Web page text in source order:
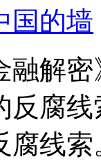
国的墙
融解
反腐
腐线